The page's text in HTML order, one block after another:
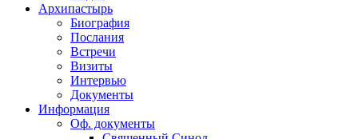
Архипастырь
Биография
Послания
Встречи
Визиты
Интервью
Документы
Информация
Оф. документы